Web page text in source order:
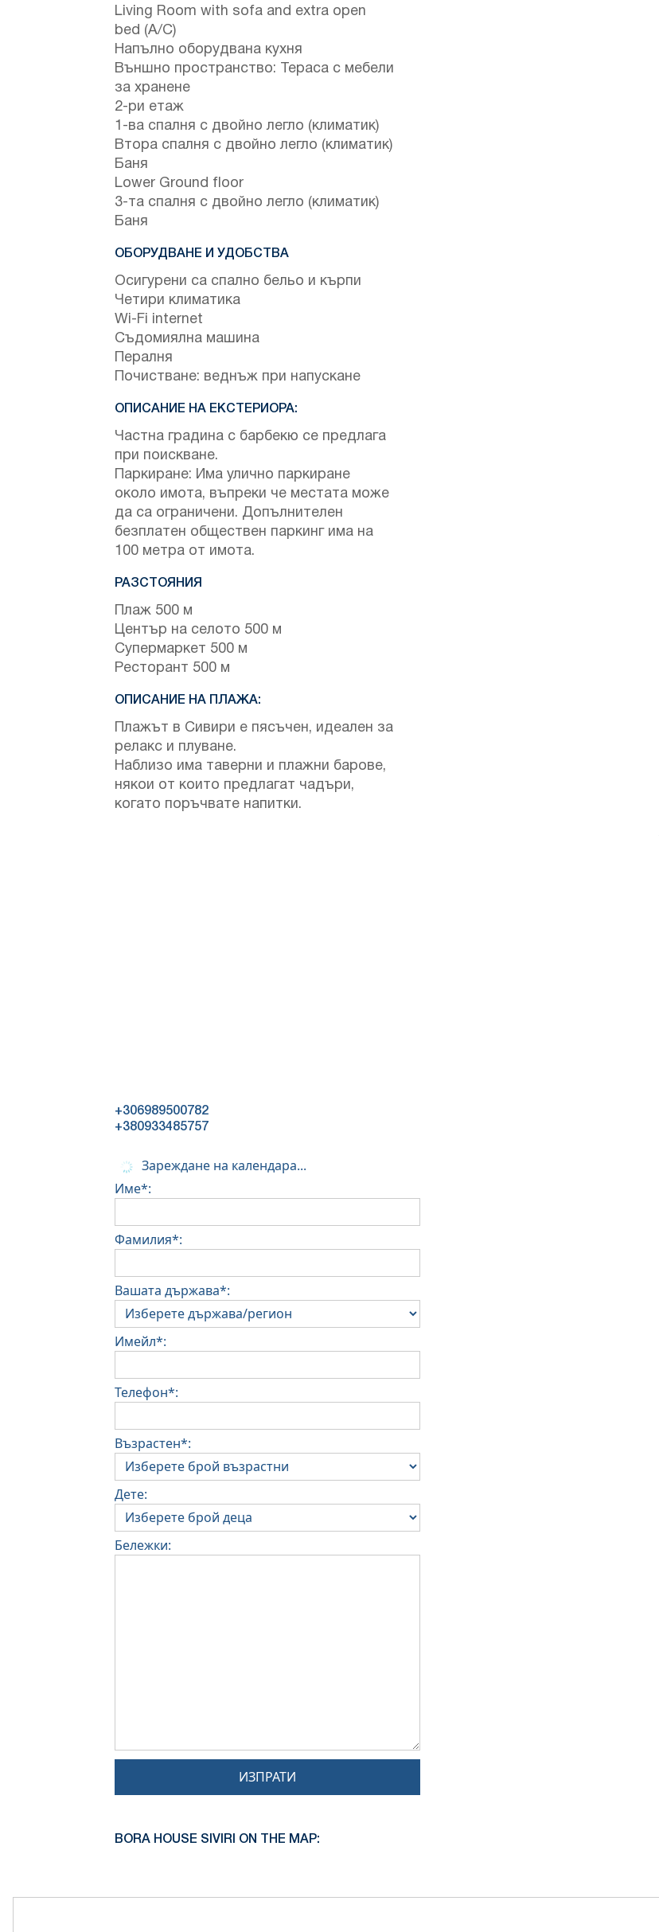
Living Room with sofa and extra open
bed (A/C)
Напълно оборудвана кухня
Външно пространство: Тераса с мебели
за хранене
2-ри етаж
1-ва спалня с двойно легло (климатик)
Втора спалня с двойно легло (климатик)
Баня
Lower Ground floor
3-та спалня с двойно легло (климатик)
Баня
ОБОРУДВАНЕ И УДОБСТВА
Осигурени са спално бельо и кърпи
Четири климатика
Wi-Fi internet
Съдомиялна машина
Пералня
Почистване: веднъж при напускане
ОПИСАНИЕ НА ЕКСТЕРИОРА:
Частна градина с барбекю се предлага
при поискване.
Паркиране: Има улично паркиране
около имота, въпреки че местата може
да са ограничени. Допълнителен
безплатен обществен паркинг има на
100 метра от имота.
РАЗСТОЯНИЯ
Плаж 500 м
Център на селото 500 м
Супермаркет 500 м
Ресторант 500 м
ОПИСАНИЕ НА ПЛАЖА:
Плажът в Сивири е пясъчен, идеален за
релакс и плуване.
Наблизо има таверни и плажни барове,
някои от които предлагат чадъри,
когато поръчвате напитки.
+306989500782
+380933485757
Зареждане на календара...
Име*:
Фамилия*:
Вашата държава*:
Имейл*:
Телефон*:
Възрастен*:
Дете:
Бележки:
ИЗПРАТИ
BORA HOUSE SIVIRI ON THE MAP: